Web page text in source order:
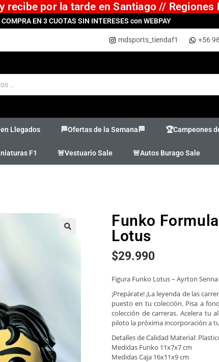
recibe por la tarde en Santiago //
COMPRA EN 3 CUOTAS SIN INTERESES con WEBPAY
mdsports_tiendaf1 +56
Llegados 🏁Ofertas de la Semana🏁 🏆Campeones
F1 🚨Vestuario Sale 🚨Autos Burago Sale
Funko
Lotus
$29.990
Figura Funko Lotus – Ayrton Senna
¡Prepárate! ¡La leyenda de las
puesto en tu colección. Pisa a
colección de carreras. Acelera tu
piloto la próxima incorporación a
Detalles de Calidad Material:
Medidas Funko 11x7x7 cm
Medidas Caja 16x11x9 cm